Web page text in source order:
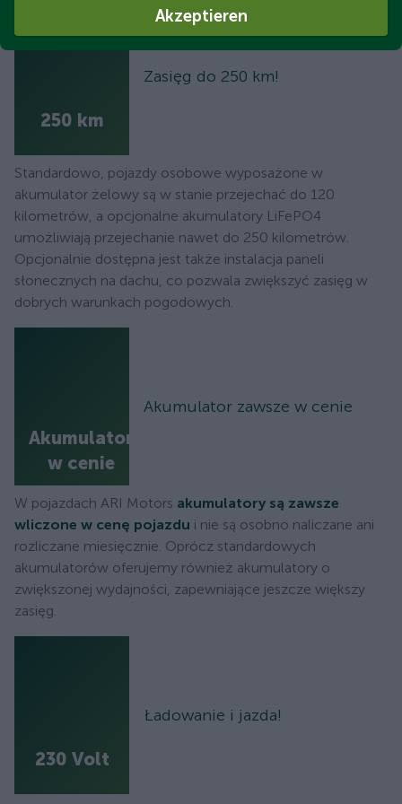
250 km
Zasięg do 250 km!
Standardowo, pojazdy osobowe wyposażone w
akumulator żelowy są w stanie przejechać do 120
kilometrów, a opcjonalne akumulatory LiFePO4
umożliwiają przejechanie nawet do 250 kilometrów.
Opcjonalnie dostępna jest także instalacja paneli
słonecznych na dachu, co pozwala zwiększyć zasięg w
dobrych warunkach pogodowych.
Akumulator
w cenie
Akumulator zawsze w cenie
W pojazdach ARI Motors akumulatory są zawsze
wliczone w cenę pojazdu i nie są osobno naliczane ani
rozliczane miesięcznie. Oprócz standardowych
akumulatorów oferujemy również akumulatory o
zwiększonej wydajności, zapewniające jeszcze większy
zasięg.
230 Volt
Ładowanie i jazda!
Akzeptieren